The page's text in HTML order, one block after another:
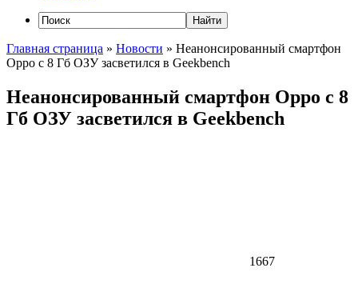
Главная страница » Новости » Неанонсированный смартфон
Oppo с 8 Гб ОЗУ засветился в Geekbench
Неанонсированный смартфон Oppo с 8
Гб ОЗУ засветился в Geekbench
1667